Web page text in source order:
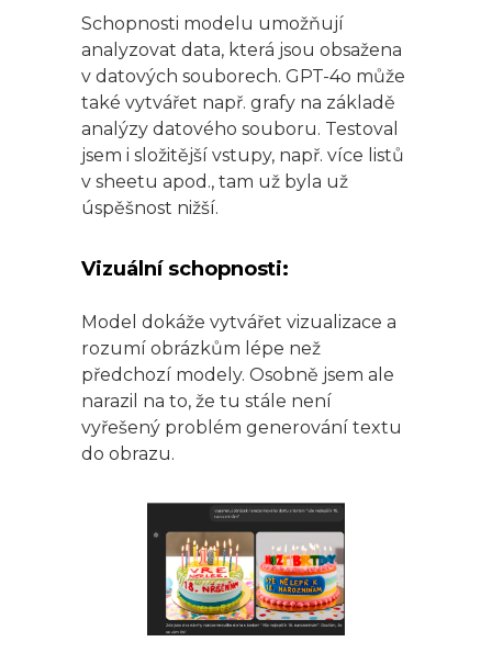
Schopnosti modelu umožňují
analyzovat data, která jsou obsažena
v datových souborech. GPT-4o může
také vytvářet např. grafy na základě
analýzy datového souboru. Testoval
jsem i složitější vstupy, např. více listů
v sheetu apod., tam už byla už
úspěšnost nižší.
Vizuální schopnosti:
Model dokáže vytvářet vizualizace a
rozumí obrázkům lépe než
předchozí modely. Osobně jsem ale
narazil na to, že tu stále není
vyřešený problém generování textu
do obrazu.